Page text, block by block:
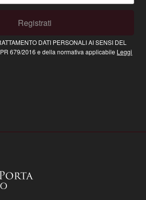
Registrati
DATI PERSONALI AI SENSI DEL
679/2016 e della normativa applicabile Leggi